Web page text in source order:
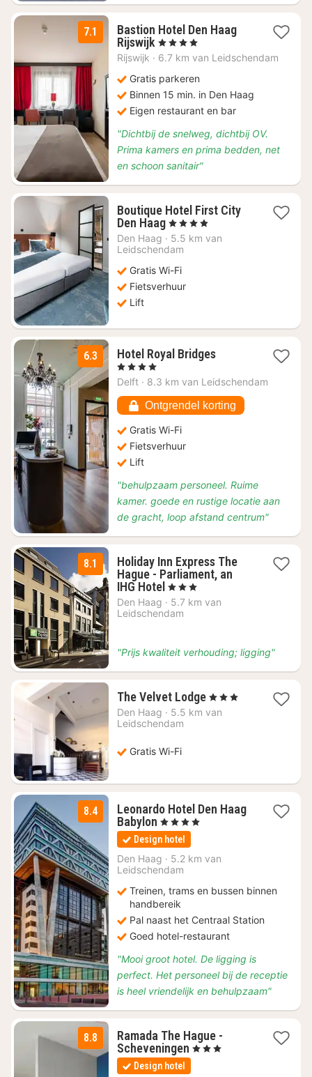
7.1
Bastion Hotel Den Haag
Rijswijk 1
nacht
€
74
, 4 Sterren
Rijswijk · 6.7 km van Leidschendam
Gratis parkeren
Binnen 15 min. in Den Haag
Eigen restaurant en bar
"Dichtbij de snelweg, dichtbij OV.
Prima kamers en prima bedden, net
en schoon sanitair"
Boutique Hotel First City
Den Haag1
nacht
vanaf
74,45
, 4 Sterren
Den Haag · 5.5 km van
Leidschendam
Gratis Wi-Fi
Fietsverhuur
Lift
6.3 Hotel Royal Bridges1
vanaf
75,98
, 4 Sterren
Delft · 8.3 km van Leidschendam
Ontgrendel korting
Gratis Wi-Fi
Fietsverhuur
Lift
"behulpzaam personeel. Ruime
kamer. goede en rustige locatie aan
de gracht, loop afstand centrum"
8.1
Holiday Inn Express The
Hague - Parliament, an
IHG Hotel 1
nacht
vanaf
, 3 Sterren
Den Haag · 5.7 km van
Leidschendam
"Prijs kwaliteit verhouding; ligging"
The Velvet Lodge1
nacht
, 3 Sterren
Den Haag · 5.5 km van
Leidschendam
Gratis Wi-Fi
8.4
Leonardo Hotel Den Haag
Babylon 1
nacht
vanaf
€
81,90
, 4 Sterren
Design hotel
Den Haag · 5.2 km van
Leidschendam
Treinen, trams en bussen binnen
handbereik
Pal naast het Centraal Station
Goed hotel-restaurant
"Mooi groot hotel. De ligging is
perfect. Het personeel bij de receptie
is heel vriendelijk en behulpzaam"
8.8
Ramada The Hague -
Scheveningen 1
, 3 Sterren
Design hotel